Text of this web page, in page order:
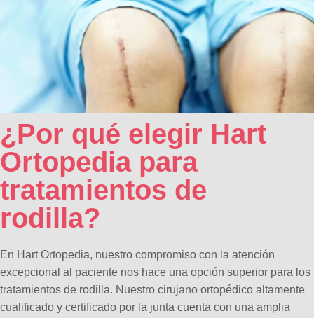
¿Por qué elegir Hart
Ortopedia para
tratamientos de
rodilla?
En Hart Ortopedia, nuestro compromiso con la atención
excepcional al paciente nos hace una opción superior para los
tratamientos de rodilla. Nuestro cirujano ortopédico altamente
cualificado y certificado por la junta cuenta con una amplia